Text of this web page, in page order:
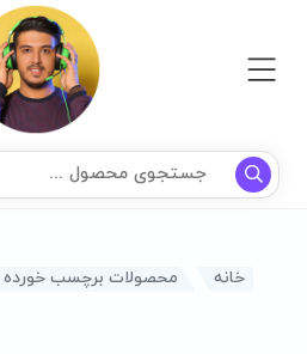
خانه محصولات برچسب خورده